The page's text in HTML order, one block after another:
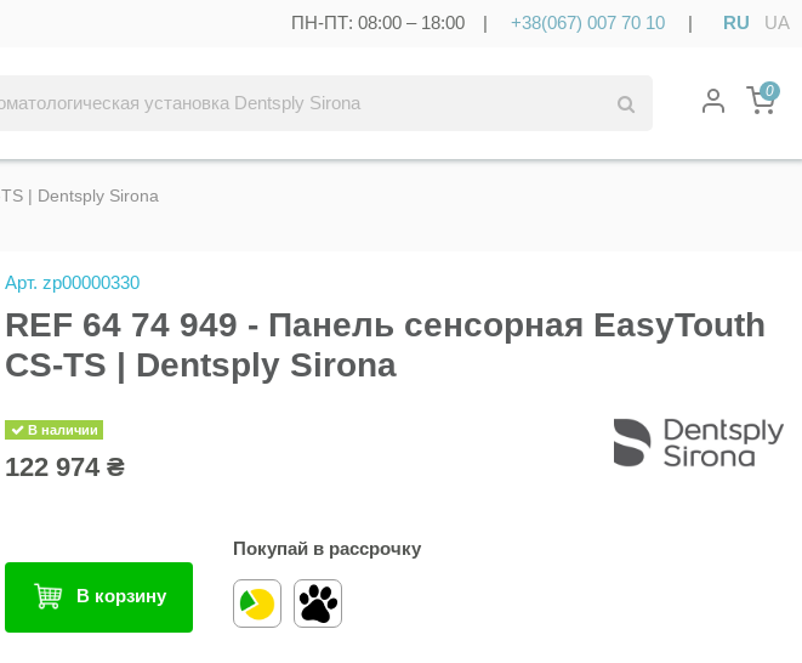
ПН-ПТ: 08:00 – 18:00 | +38(067) 007 70 10 | RU UA
0
| Dentsply Sirona
Арт. zp00000330
REF 64 74 949 - Панель сенсорная EasyTouth
CS-TS | Dentsply Sirona
В наличии
122 974 ₴
В корзину
Покупай в рассрочку